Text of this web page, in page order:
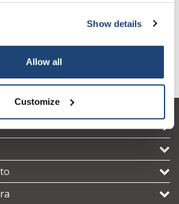
Show details
Allow all
Customize
2.5 l,
Hypericon oil